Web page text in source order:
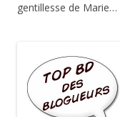
gentillesse de Marie…